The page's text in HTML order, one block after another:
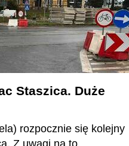
Staszica. Duże
rozpocznie się kolejny